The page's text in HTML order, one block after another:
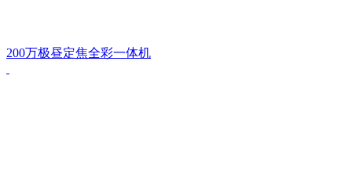
200万极昼定焦全彩一体机